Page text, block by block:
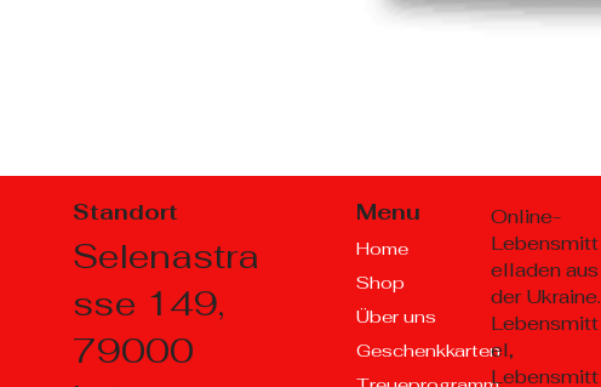
Standort
Selenastra
sse 149,
79000
Menu
Home
Shop
Über uns
Geschenkkarten
Online-
Lebensmitt
elladen aus
der Ukraine.
Lebensmitt
el,
Lebensmitt